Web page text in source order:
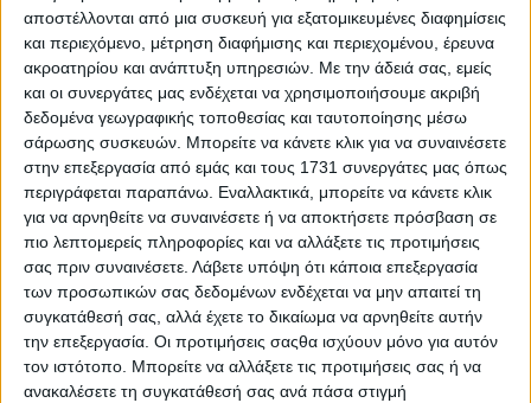
αποστέλλονται από μια συσκευή για εξατομικευμένες διαφημίσεις
και περιεχόμενο, μέτρηση διαφήμισης και περιεχομένου, έρευνα
ακροατηρίου και ανάπτυξη υπηρεσιών. Με την άδειά σας, εμείς
και οι συνεργάτες μας ενδέχεται να χρησιμοποιήσουμε ακριβή
δεδομένα γεωγραφικής τοποθεσίας και ταυτοποίησης μέσω
σάρωσης συσκευών. Μπορείτε να κάνετε κλικ για να συναινέσετε
στην επεξεργασία από εμάς και τους 1731 συνεργάτες μας όπως
περιγράφεται παραπάνω. Εναλλακτικά, μπορείτε να κάνετε κλικ
για να αρνηθείτε να συναινέσετε ή να αποκτήσετε πρόσβαση σε
πιο λεπτομερείς πληροφορίες και να αλλάξετε τις προτιμήσεις
σας πριν συναινέσετε. Λάβετε υπόψη ότι κάποια επεξεργασία
των προσωπικών σας δεδομένων ενδέχεται να μην απαιτεί τη
συγκατάθεσή σας, αλλά έχετε το δικαίωμα να αρνηθείτε αυτήν
την επεξεργασία. Οι προτιμήσεις σαςθα ισχύουν μόνο για αυτόν
τον ιστότοπο. Μπορείτε να αλλάξετε τις προτιμήσεις σας ή να
ανακαλέσετε τη συγκατάθεσή σας ανά πάσα στιγμή